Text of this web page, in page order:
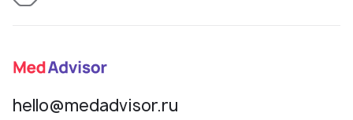
hello@medadvisor.ru